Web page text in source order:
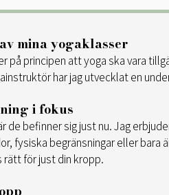
mina yogaklasser
på principen att yoga ska vara
har jag utvecklat en
i fokus
de befinner sig just nu. Jag
fysiska begränsningar eller
rätt för just din kropp.